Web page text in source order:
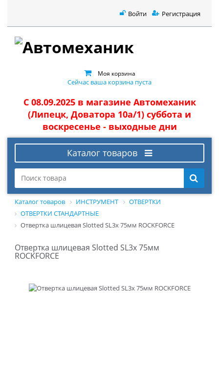
Войти Регистрация
Моя корзина
Сейчас ваша корзина пуста
С 08.09.2025 в магазине Автомеханик
(Липецк, Доватора 10а/1) суббота и
воскресенье - выходные дни
Каталог товаров
Каталог товаров ИНСТРУМЕНТ
ОТВЕРТКИ
ОТВЕРТКИ СТАНДАРТНЫЕ
Отвертка шлицевая Slotted SL3х 75мм ROCKFORCE
Отвертка шлицевая Slotted SL3х 75мм
ROCKFORCE